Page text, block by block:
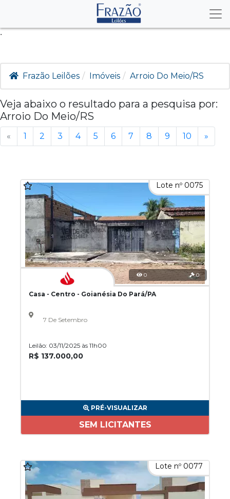
.
Frazão Leilões Imóveis Arroio Do Meio/RS
Veja abaixo o resultado para a pesquisa por:
Arroio Do Meio/RS
« 1 2 3 4 5 6 7 8 9 10 »
Lote nº 0075
0 0
Casa - Centro - Goianésia Do Pará/PA
7 De Setembro
Leilão: 03/11/2025 às 11h00
R$ 137.000,00
PRÉ-VISUALIZAR
SEM LICITANTES
Lote nº 0077